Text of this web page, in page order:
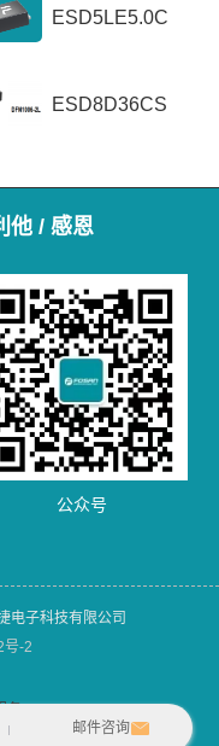
ESD5LE5.0C
ESD8D36CS
他 / 感恩
公众号
电子科技有限公司
号-2
邮件咨询